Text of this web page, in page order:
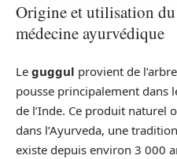
Origine et utilisation
médecine ayurvédique
Le guggul provient de l’arbre
pousse principalement dans
de l’Inde. Ce produit naturel
dans l’Ayurveda, une
existe depuis environ 3 000